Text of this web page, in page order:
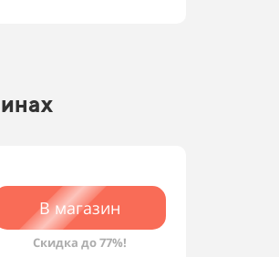
В магазин
Скидка до 77%!